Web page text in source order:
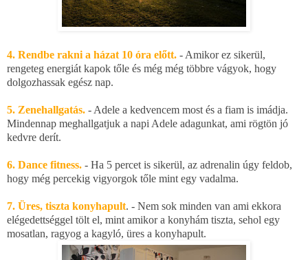
4. Rendbe rakni a házat 10 óra előtt. - Amikor ez sikerül,
rengeteg energiát kapok tőle és még még többre vágyok, hogy
dolgozhassak egész nap.
5. Zenehallgatás. - Adele a kedvencem most és a fiam is imádja.
Mindennap meghallgatjuk a napi Adele adagunkat, ami rögtön jó
kedvre derít.
6. Dance fitness. - Ha 5 percet is sikerül, az adrenalin úgy feldob,
hogy még percekig vigyorgok tőle mint egy vadalma.
7. Üres, tiszta konyhapult. - Nem sok minden van ami ekkora
elégedettséggel tölt el, mint amikor a konyhám tiszta, sehol egy
mosatlan, ragyog a kagyló, üres a konyhapult.